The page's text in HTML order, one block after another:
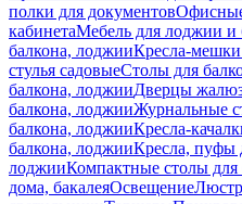
полки для документов
кабинетаМебель для лоджии и
балкона, лоджииКресла-мешки
стулья садовыеСтолы для
балкона, лоджииДверцы
балкона, лоджииЖурнальные
балкона, лоджииКресла-
балкона, лоджииКресла, пуфы
лоджииКомпактные столы для
дома, бакалеяОсвещение